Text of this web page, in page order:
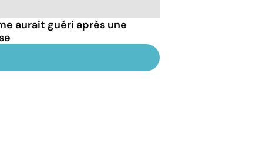
aurait guéri après une